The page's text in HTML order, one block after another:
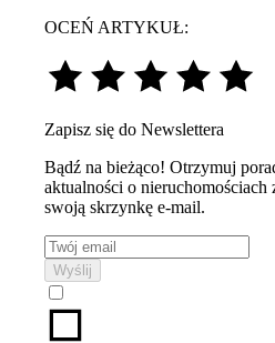
OCEŃ ARTYKUŁ:
Zapisz się do Newslettera
Bądź na bieżąco! Otrzymuj
aktualności o
swoją skrzynkę e-mail.
Wyślij